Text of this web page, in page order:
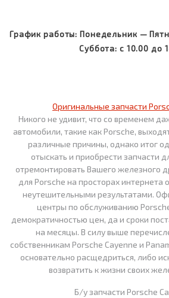
График работы: Понедельник —
Суббота: с 10.00 до
Оригинальные запчасти
Никого не удивит, что со временем
автомобили, такие как Porsche,
различные причины, однако итог
отыскать и приобрести запчасти
отремонтировать Вашего железного
для Porsche на просторах интернета
неутешительными результатами.
центры по обслуживанию
демократичностью цен, да и сроки
на месяцы. В силу выше
собственникам Porsche Cayenne и
основательно расщедриться, либо
возвратить к жизни своих
Б/у запчасти Porsche